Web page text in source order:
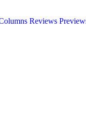
Reviews